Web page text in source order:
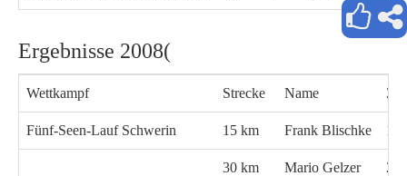
Ergebnisse 2008(
Wettkampf Strecke Name
Fünf-Seen-Lauf Schwerin 15 km Frank Blischke
30 km Mario Gelzer